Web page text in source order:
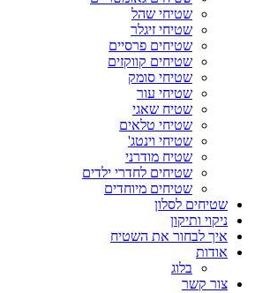
שטיחי שהל
שטיחי זיגלר
שטיחים פרסיים
שטיחים קווקזים
שטיחי סומק
שטיחי עור
שטיח שאגי
שטיחי טלאים
שטיחי וינטג'
שטיח מודרני
שטיחים לחדרי ילדים
שטיחים מיוחדים
שטיחים לסלון
ניקוי ותיקון
איך לבחור את השטיח
אודות
בלוג
צור קשר